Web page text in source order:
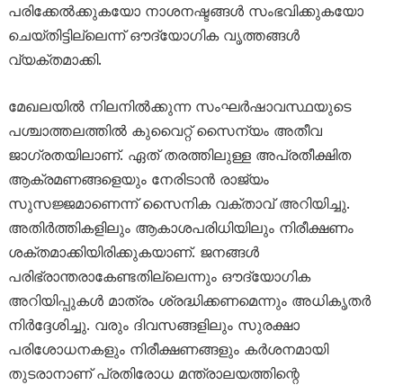
പരിക്കേൽക്കുകയോ നാശനഷ്ടങ്ങൾ സംഭവിക്കുകയോ
ചെയ്തിട്ടില്ലെന്ന് ഔദ്യോഗിക വൃത്തങ്ങൾ
വ്യക്തമാക്കി.
മേഖലയിൽ നിലനിൽക്കുന്ന സംഘർഷാവസ്ഥയുടെ
പശ്ചാത്തലത്തിൽ കുവൈറ്റ് സൈന്യം അതീവ
ജാഗ്രതയിലാണ്. ഏത് തരത്തിലുള്ള അപ്രതീക്ഷിത
ആക്രമണങ്ങളെയും നേരിടാൻ രാജ്യം
സുസജ്ജമാണെന്ന് സൈനിക വക്താവ് അറിയിച്ചു.
അതിർത്തികളിലും ആകാശപരിധിയിലും നിരീക്ഷണം
ശക്തമാക്കിയിരിക്കുകയാണ്. ജനങ്ങൾ
പരിഭ്രാന്തരാകേണ്ടതില്ലെന്നും ഔദ്യോഗിക
അറിയിപ്പുകൾ മാത്രം ശ്രദ്ധിക്കണമെന്നും അധികൃതർ
നിർദ്ദേശിച്ചു. വരും ദിവസങ്ങളിലും സുരക്ഷാ
പരിശോധനകളും നിരീക്ഷണങ്ങളും കർശനമായി
തുടരാനാണ് പ്രതിരോധ മന്ത്രാലയത്തിന്റെ